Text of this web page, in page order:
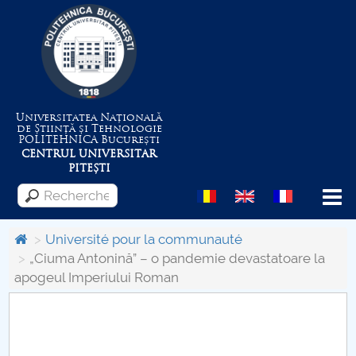
Universitatea Națională
de Știință și Tehnologie
POLITEHNICABucurești
CENTRUL UNIVERSITAR
PITEȘTI
Menu
Despre Universitate
Université pour la communauté
„Ciuma Antonină” – o pandemie devastatoare la
apogeul Imperiului Roman